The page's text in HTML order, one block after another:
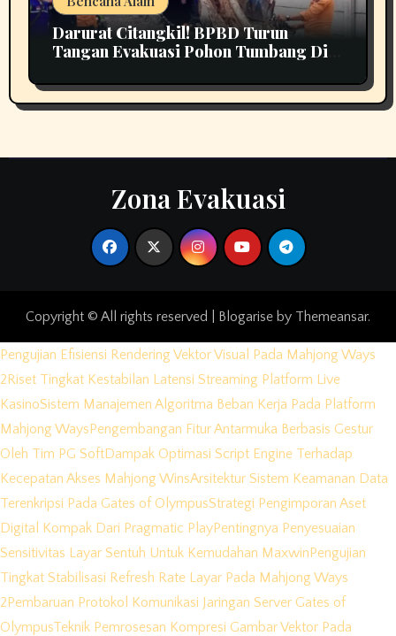
Darurat Citangkil! BPBD Turun
Tangan Evakuasi Pohon Tumbang Di
Zona Evakuasi
Copyright © All rights reserved Blogarise by Themeansar.
Pengujian Efisiensi Rendering Vektor Visual Pada Mahjong Ways
2Riset Tingkat Kestabilan Latensi Streaming Platform Live
KasinoSistem Manajemen Algoritma Beban Kerja Pada Platform
Mahjong WaysPengembangan Fitur Antarmuka Berbasis Gestur
Oleh Tim PG SoftDampak Optimasi Script Engine Terhadap
Kecepatan Akses Mahjong WinsArsitektur Sistem Keamanan Data
Terenkripsi Pada Gates of OlympusStrategi Pengimporan Aset
Digital Kompak Dari Pragmatic PlayPentingnya Penyesuaian
Sensitivitas Layar Sentuh Untuk Kemudahan MaxwinPengujian
Tingkat Stabilisasi Refresh Rate Layar Pada Mahjong Ways
2Pembaruan Protokol Komunikasi Jaringan Server Gates of
OlympusTeknik Pemrosesan Kompresi Gambar Vektor Pada